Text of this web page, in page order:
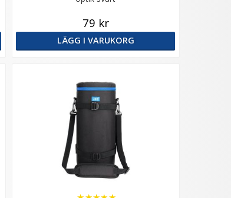
79 kr
LÄGG I VARUKORG